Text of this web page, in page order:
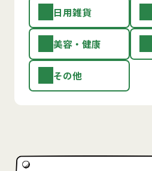
日用雑貨
美容・健康
その他